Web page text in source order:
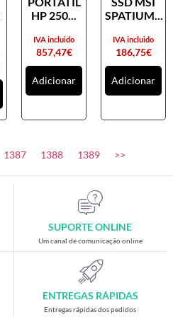
HP 250...
857,47€
IVA incluido
Adicionar
SPATIUM...
186,75€
IVA incluido
Adicionar
1387 1388 1389 >>
SUPORTE ONLINE
Um canal de comunicação online
ENTREGAS RÁPIDAS
Entregas rápidas dos pedidos